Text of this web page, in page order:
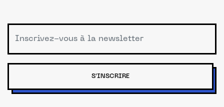
S'INSCRIRE